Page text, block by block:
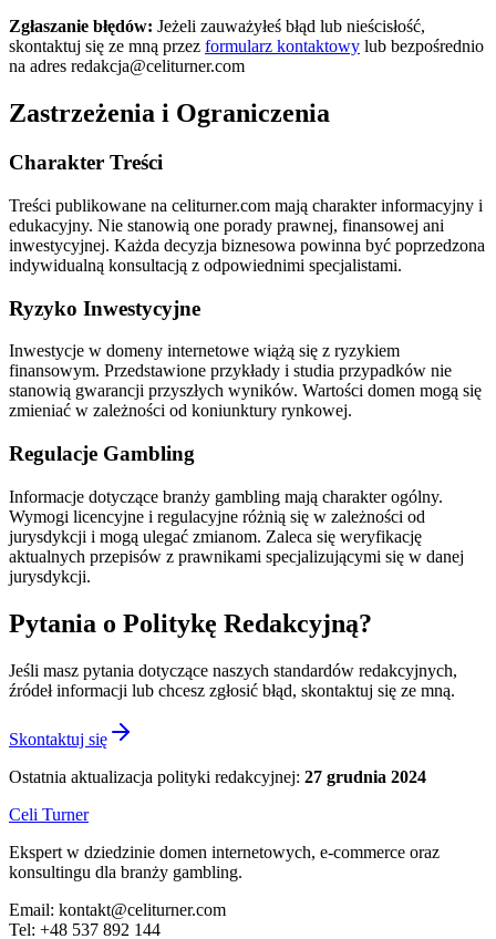
Zgłaszanie błędów: Jeżeli zauważyłeś błąd lub nieścisłość,
skontaktuj się ze mną przez formularz kontaktowy lub bezpośrednio
na adres redakcja@celiturner.com
Zastrzeżenia i Ograniczenia
Charakter Treści
Treści publikowane na celiturner.com mają charakter informacyjny i
edukacyjny. Nie stanowią one porady prawnej, finansowej ani
inwestycyjnej. Każda decyzja biznesowa powinna być poprzedzona
indywidualną konsultacją z odpowiednimi specjalistami.
Ryzyko Inwestycyjne
Inwestycje w domeny internetowe wiążą się z ryzykiem
finansowym. Przedstawione przykłady i studia przypadków nie
stanowią gwarancji przyszłych wyników. Wartości domen mogą się
zmieniać w zależności od koniunktury rynkowej.
Regulacje Gambling
Informacje dotyczące branży gambling mają charakter ogólny.
Wymogi licencyjne i regulacyjne różnią się w zależności od
jurysdykcji i mogą ulegać zmianom. Zaleca się weryfikację
aktualnych przepisów z prawnikami specjalizującymi się w danej
jurysdykcji.
Pytania o Politykę Redakcyjną?
Jeśli masz pytania dotyczące naszych standardów redakcyjnych,
źródeł informacji lub chcesz zgłosić błąd, skontaktuj się ze mną.
Skontaktuj się
Ostatnia aktualizacja polityki redakcyjnej: 27 grudnia 2024
Celi Turner
Ekspert w dziedzinie domen internetowych, e-commerce oraz
konsultingu dla branży gambling.
Email: kontakt@celiturner.com
Tel: +48 537 892 144